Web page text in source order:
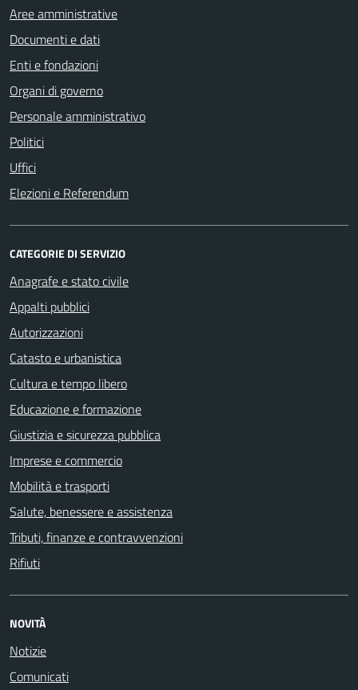
Aree amministrative
Documenti e dati
Enti e fondazioni
Organi di governo
Personale amministrativo
Politici
Uffici
Elezioni e Referendum
CATEGORIE DI SERVIZIO
Anagrafe e stato civile
Appalti pubblici
Autorizzazioni
Catasto e urbanistica
Cultura e tempo libero
Educazione e formazione
Giustizia e sicurezza pubblica
Imprese e commercio
Mobilità e trasporti
Salute, benessere e assistenza
Tributi, finanze e contravvenzioni
Rifiuti
NOVITÀ
Notizie
Comunicati